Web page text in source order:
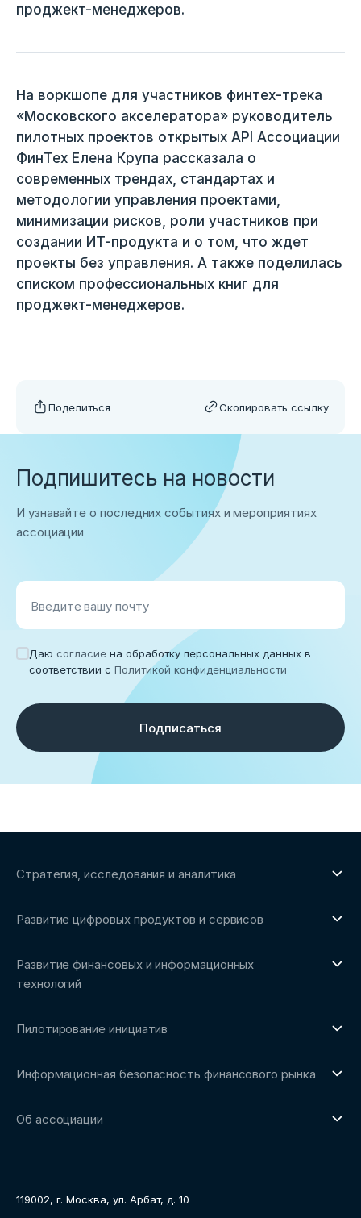
проджект-менеджеров.
На воркшопе для участников финтех-трека
«Московского акселератора» руководитель
пилотных проектов открытых API Ассоциации
ФинТех Елена Крупа рассказала о
современных трендах, стандартах и
методологии управления проектами,
минимизации рисков, роли участников при
создании ИТ-продукта и о том, что ждет
проекты без управления. А также поделилась
списком профессиональных книг для
проджект-менеджеров.
Поделиться Скопировать ссылку
Подпишитесь на новости
И узнавайте о последних событиях и мероприятиях
ассоциации
Введите вашу почту
Даю согласие на обработку персональных данных в
соответствии с Политикой конфиденциальности
Подписаться
Стратегия, исследования и аналитика
Обзоры рынка и аналитические исследования
Бенчмаркинг-исследования
Трендвотчинг и информационный сервис
Развитие цифровых продуктов и сервисов
Развитие финансовых и информационных
технологий
Репозиторий Ассоциации
Сообщество FinDevSecOps
Рабочие группы
Пилотирование инициатив
Площадка пилотного тестирования
Ключевые пилоты
Информационная безопасность финансового рынка
Направления работы
Об ассоциации
Карьера
119002, г. Москва, ул. Арбат, д. 10